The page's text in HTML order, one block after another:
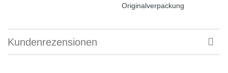
Originalverpackung
Kundenrezensionen